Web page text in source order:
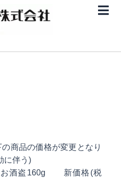
商品の価格が変更となり
に伴う)
酒盗160g 新価格(税